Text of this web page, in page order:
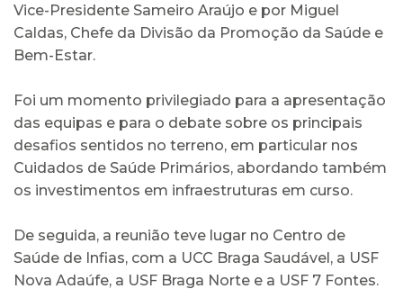
Vice-Presidente Sameiro Araújo e por Miguel
Caldas, Chefe da Divisão da Promoção da Saúde e
Bem-Estar.
Foi um momento privilegiado para a apresentação
das equipas e para o debate sobre os principais
desafios sentidos no terreno, em particular nos
Cuidados de Saúde Primários, abordando também
os investimentos em infraestruturas em curso.
De seguida, a reunião teve lugar no Centro de
Saúde de Infias, com a UCC Braga Saudável, a USF
Nova Adaúfe, a USF Braga Norte e a USF 7 Fontes.